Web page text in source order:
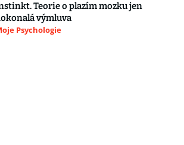
Teorie o plazím mozku jen
výmluva
Psychologie